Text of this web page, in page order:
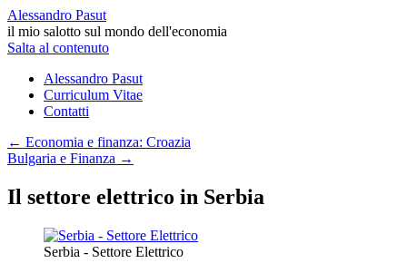
Alessandro Pasut
il mio salotto sul mondo dell'economia
Salta al contenuto
Alessandro Pasut
Curriculum Vitae
Contatti
← Economia e finanza: Croazia
Bulgaria e Finanza →
Il settore elettrico in Serbia
Serbia - Settore Elettrico